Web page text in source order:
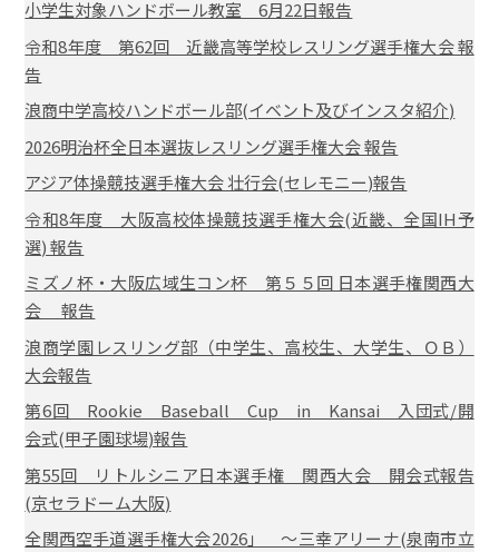
小学生対象ハンドボール教室 6月22日報告
令和8年度 第62回 近畿高等学校レスリング選手権大会 報
告
浪商中学高校ハンドボール部(イベント及びインスタ紹介)
2026明治杯全日本選抜レスリング選手権大会 報告
アジア体操競技選手権大会 壮行会(セレモニー)報告
令和8年度 大阪高校体操競技選手権大会(近畿、全国IH予
選) 報告
ミズノ杯・大阪広域生コン杯 第５５回 日本選手権関西大
会 報告
浪商学園レスリング部（中学生、高校生、大学生、ＯＢ）
大会報告
第6回 Rookie Baseball Cup in Kansai 入団式/開
会式(甲子園球場)報告
第55回 リトルシニア日本選手権 関西大会 開会式報告
(京セラドーム大阪)
全関西空手道選手権大会2026」 ～三幸アリーナ(泉南市立